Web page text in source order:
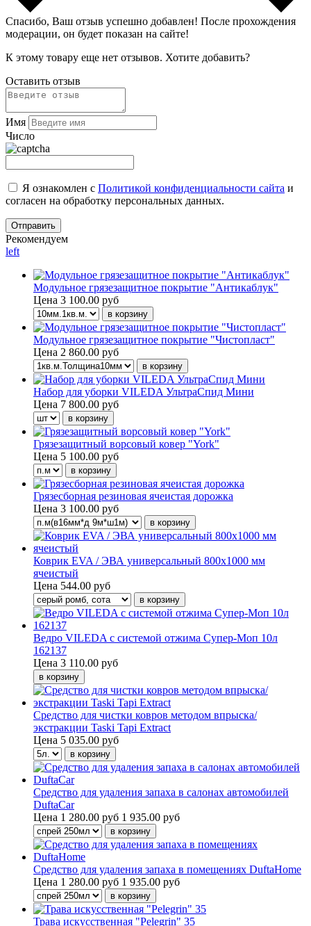
Спасибо, Ваш отзыв успешно добавлен! После прохождения
модерации, он будет показан на сайте!
К этому товару еще нет отзывов. Хотите добавить?
Оставить отзыв
Имя
Число
Я ознакомлен с Политикой конфиденциальности сайта и
согласен на обработку персональных данных.
Рекомендуем
left
Модульное грязезащитное покрытие "Антикаблук"
Цена 3 100.00 руб
Модульное грязезащитное покрытие "Чистопласт"
Цена 2 860.00 руб
Набор для уборки VILEDA УльтраСпид Мини
Цена 7 800.00 руб
Грязезащитный ворсовый ковер "York"
Цена 5 100.00 руб
Грязесборная резиновая ячеистая дорожка
Цена 3 100.00 руб
Коврик EVA / ЭВА универсальный 800х1000 мм
ячеистый
Цена 544.00 руб
Ведро VILEDA с системой отжима Супер-Моп 10л
162137
Цена 3 110.00 руб
Средство для чистки ковров методом впрыска/
экстракции Taski Tapi Extract
Цена 5 035.00 руб
Средство для удаления запаха в салонах автомобилей
DuftaCar
Цена 1 280.00 руб 1 935.00 руб
Средство для удаления запаха в помещениях DuftaHome
Цена 1 280.00 руб 1 935.00 руб
Трава искусственная "Pelegrin" 35